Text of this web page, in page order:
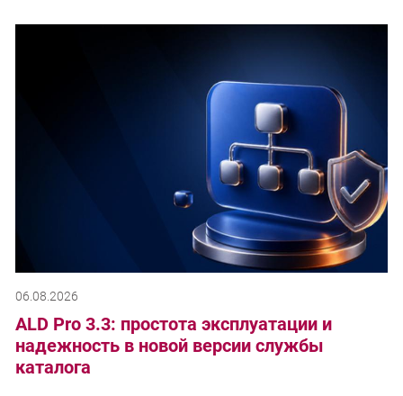
06.08.2026
ALD Pro 3.3: простота эксплуатации и
надежность в новой версии службы
каталога